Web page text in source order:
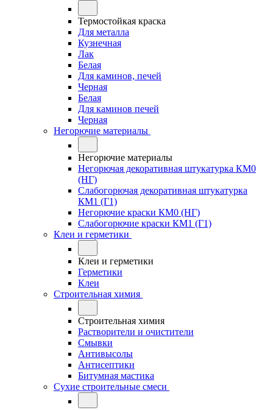
Термостойкая краска
Для металла
Кузнечная
Лак
Белая
Для каминов, печей
Черная
Белая
Для каминов печей
Черная
Негорючие материалы
Негорючие материалы
Негорючая декоративная штукатурка КМ0
(НГ)
Слабогорючая декоративная штукатурка
КМ1 (Г1)
Негорючие краски КМ0 (НГ)
Слабогорючие краски КМ1 (Г1)
Клеи и герметики
Клеи и герметики
Герметики
Клеи
Строительная химия
Строительная химия
Растворители и очистители
Смывки
Антивысолы
Антисептики
Битумная мастика
Сухие строительные смеси